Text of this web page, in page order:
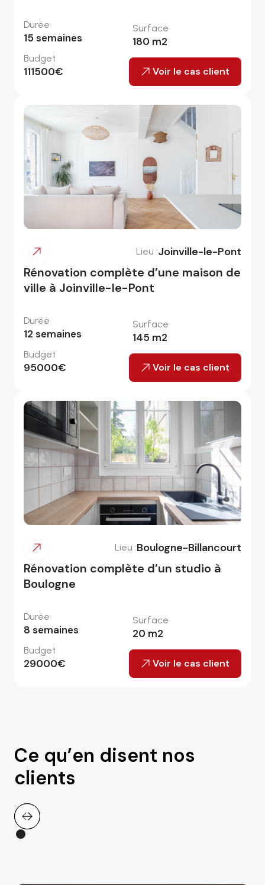
Durée
15 semaines
Surface
180 m2
Budget
111500€ Voir le cas client
Lieu :Joinville-le-Pont
Rénovation complète d’une maison de
ville à Joinville-le-Pont
Durée
12 semaines
Surface
145 m2
Budget
95000€ Voir le cas client
Lieu :Boulogne-Billancourt
Rénovation complète d’un studio à
Boulogne
Durée
8 semaines
Surface
20 m2
Budget
29000€ Voir le cas client
Ce qu’en disent nos
clients